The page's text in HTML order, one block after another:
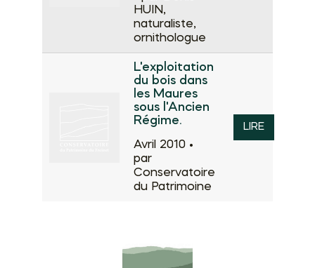
HUIN,
naturaliste,
ornithologue
L'exploitation
du bois dans
les Maures
sous l'Ancien
Régime.
Avril 2010 •
par
Conservatoire
du Patrimoine
LIRE